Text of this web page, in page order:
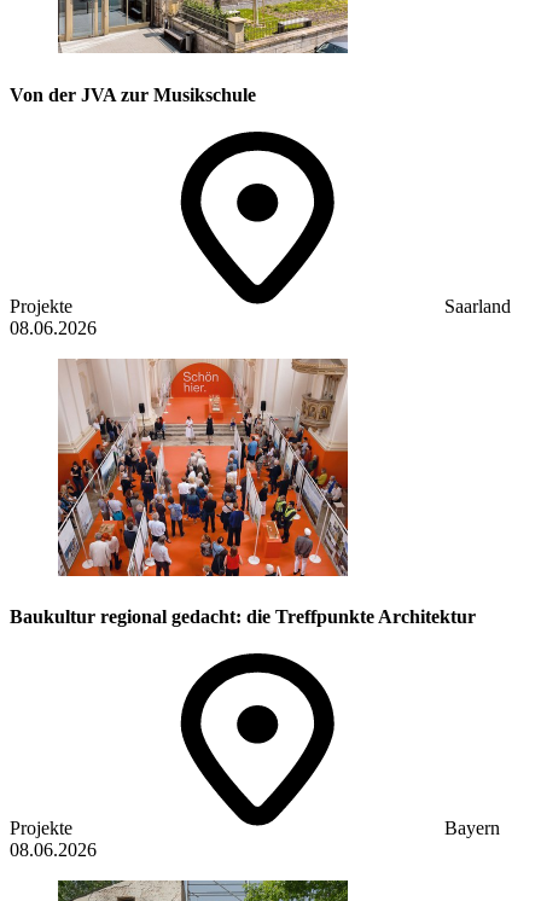
Von der JVA zur Musikschule
Projekte
Saarland
08.06.2026
Baukultur regional gedacht: die Treffpunkte Architektur
Projekte
Bayern
08.06.2026